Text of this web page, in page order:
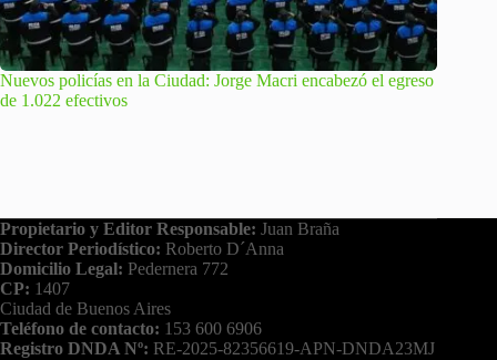
Nuevos policías en la Ciudad: Jorge Macri encabezó el egreso
de 1.022 efectivos
Propietario y Editor Responsable: Juan Braña
Director Periodístico: Roberto D´Anna
Domicilio Legal: Pedernera 772
CP: 1407
Ciudad de Buenos Aires
Teléfono de contacto: 153 600 6906
Registro DNDA Nº: RE-2025-82356619-APN-DNDA23MJ